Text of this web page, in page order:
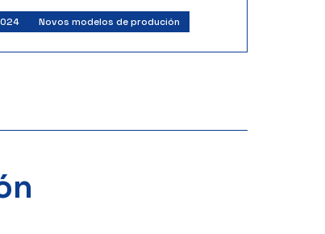
236.406 €
Novos modelos de produción